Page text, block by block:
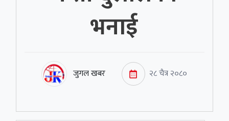
भनाई
जुगल खबर २८ चैत्र २०८०